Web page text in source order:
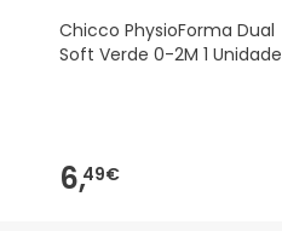
Chicco PhysioForma Dual
Soft Verde 0-2M 1 Unidade
6,49€